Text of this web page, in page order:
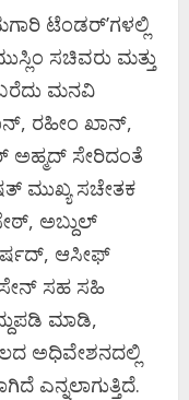
ಟೆಂಡರ್‌ʼಗಳಲ್ಲಿ
ಸಚಿವರು ಮತ್ತು
ಮನವಿ
ರಹೀಂ ಖಾನ್,
ಅಹ್ಮದ್ ಸೇರಿದಂತೆ
ಮುಖ್ಯ ಸಚೇತಕ
ಅಬ್ದುಲ್
ಆಸೀಫ್
ಸಹ ಸಹಿ
ಮಾಡಿ,
ಅಧಿವೇಶನದಲ್ಲಿ
ಎನ್ನಲಾಗುತ್ತಿದೆ.